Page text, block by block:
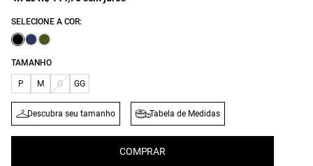
SELECIONE A COR:
TAMANHO
P M G GG
Descubra seu tamanho Tabela de Medidas
COMPRAR